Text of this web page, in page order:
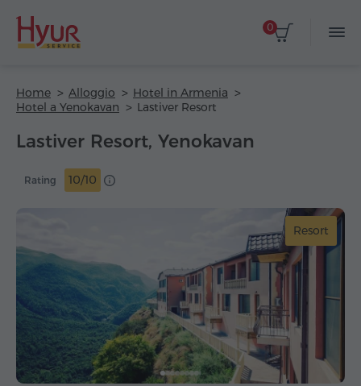
0
Home Alloggio
Hotel in Armenia
Hotel a Yenokavan
Lastiver Resort
Lastiver Resort, Yenokavan
Rating 10/10
Resort